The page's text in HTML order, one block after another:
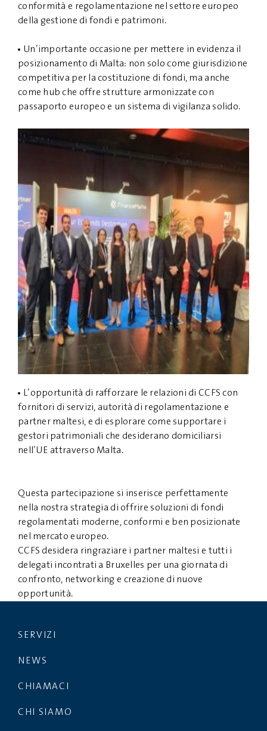
conformità e regolamentazione nel settore europeo
della gestione di fondi e patrimoni.
Un’importante occasione per mettere in evidenza il
posizionamento di Malta: non solo come giurisdizione
competitiva per la costituzione di fondi, ma anche
come hub che offre strutture armonizzate con
passaporto europeo e un sistema di vigilanza solido.
L’opportunità di rafforzare le relazioni di CCFS con
fornitori di servizi, autorità di regolamentazione e
partner maltesi, e di esplorare come supportare i
gestori patrimoniali che desiderano domiciliarsi
nell’UE attraverso Malta.
Questa partecipazione si inserisce perfettamente
nella nostra strategia di offrire soluzioni di fondi
regolamentati moderne, conformi e ben posizionate
nel mercato europeo.
CCFS desidera ringraziare i partner maltesi e tutti i
delegati incontrati a Bruxelles per una giornata di
confronto, networking e creazione di nuove
opportunità.
SERVIZI
NEWS
CHIAMACI
CHI SIAMO